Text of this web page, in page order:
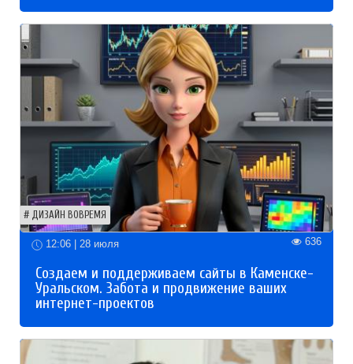
ДИЗАЙН ВОВРЕМЯ
12:06 | 28 июля 636
Создаем и поддерживаем сайты в Каменске-
Уральском. Забота и продвижение ваших
интернет-проектов